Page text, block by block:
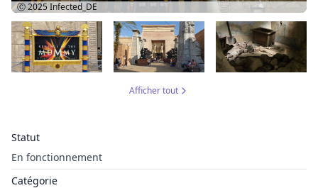
Statut
En fonctionnement
Catégorie
Ⓒ 2025Infected_DE
Afficher tout